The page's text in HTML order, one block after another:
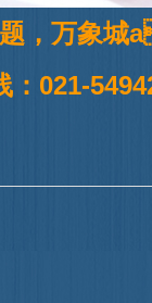
，万象城
：021-